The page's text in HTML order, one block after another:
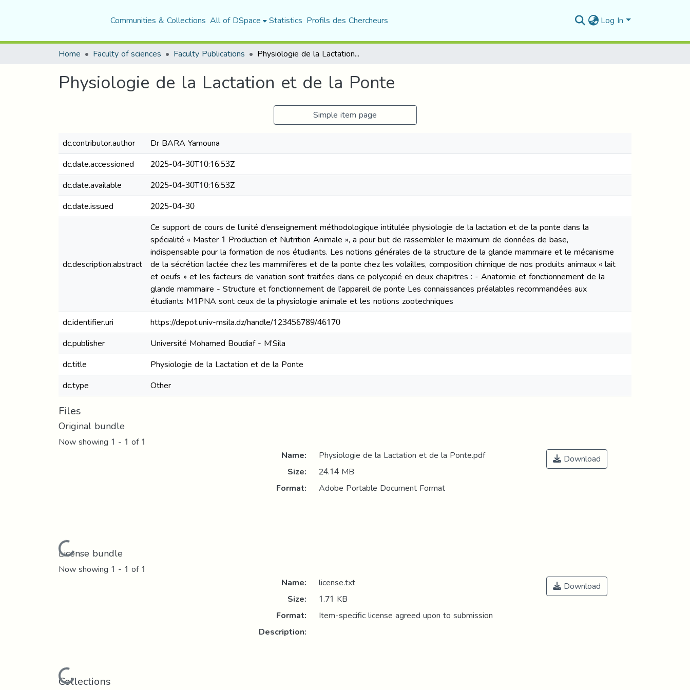
Communities & Collections All of DSpace Statistics Profils des Chercheurs Log In
Home Faculty of sciences Faculty Publications Physiologie de la Lactation et de la Ponte
Physiologie de la Lactation et de la Ponte
Simple item page
dc.contributor.author
Dr BARA Yamouna
dc.date.accessioned
2025-04-30T10:16:53Z
dc.date.available
2025-04-30T10:16:53Z
dc.date.issued
2025-04-30
dc.description.abstract
Ce support de cours de l’unité d’enseignement méthodologique intitulée physiologie de la lactation et de la ponte dans la
spécialité « Master 1 Production et Nutrition Animale », a pour but de rassembler le maximum de données de base,
indispensable pour la formation de nos étudiants. Les notions générales de la structure de la glande mammaire et le mécanisme
de la sécrétion lactée chez les mammifères et de la ponte chez les volailles, composition chimique de nos produits animaux « lait
et oeufs » et les facteurs de variation sont traitées dans ce polycopié en deux chapitres : - Anatomie et fonctionnement de la
glande mammaire - Structure et fonctionnement de l’appareil de ponte Les connaissances préalables recommandées aux
étudiants M1PNA sont ceux de la physiologie animale et les notions zootechniques
dc.identifier.uri
https://depot.univ-msila.dz/handle/123456789/46170
dc.publisher
Université Mohamed Boudiaf - M’Sila
dc.title
Physiologie de la Lactation et de la Ponte
dc.type
Other
Files
Original bundle
Now showing 1 - 1 of 1
Loading...
Name:
Physiologie de la Lactation et de la Ponte.pdf
Size:
24.14 MB
Format:
Adobe Portable Document Format
Download
License bundle
Now showing 1 - 1 of 1
Name:
license.txt
Size:
1.71 KB
Format:
Item-specific license agreed upon to submission
Description:
Download
Collections